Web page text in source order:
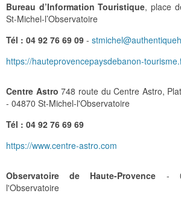
Bureau d’Information Touristique, place
St-Michel-l’Observatoire
Tél : 04 92 76 69 09 -
https://hauteprovencepaysdebanon-
Centre Astro 748 route du Centre Astro,
- 04870 St-Michel-l'Observatoire
Tél : 04 92 76 69 69
https://www.centre-astro.com
Observatoire de Haute-Provence -
l'Observatoire